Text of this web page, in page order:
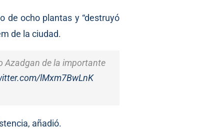
de ocho plantas y “destruyó
de la ciudad.
Azadgan de la importante
lMxm7BwLnK
añadió.